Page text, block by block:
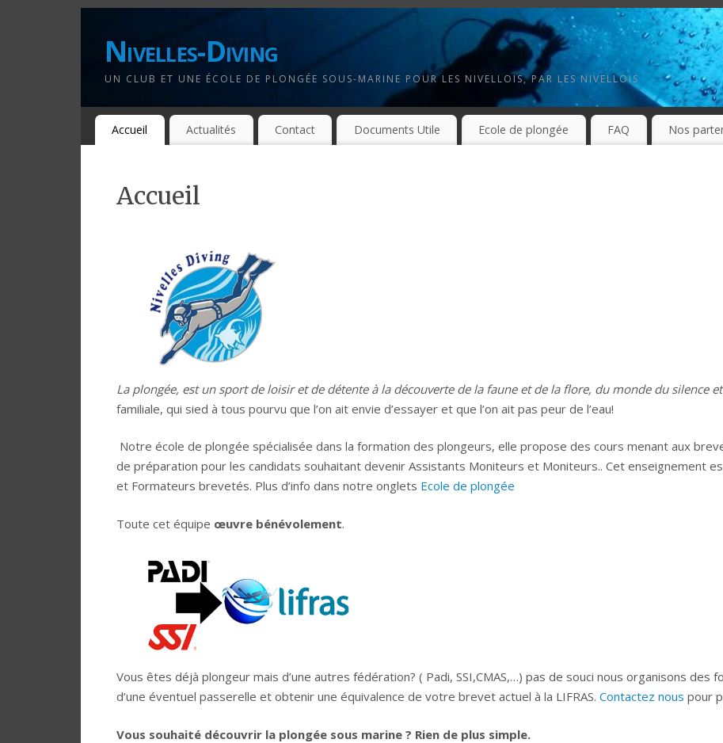
Nivelles-Diving
UN CLUB ET UNE ÉCOLE DE PLONGÉE SOUS-MARINE POUR LES NIVELLOIS, PAR LES NIVELLOIS
Accueil Actualités Contact Documents Utile Ecole de plongée FAQ Nos
Accueil
La plongée, est un sport de loisir et de détente à la découverte de la faune et de la flore, du monde du silence
familiale, qui sied à tous pourvu que l’on ait envie d’essayer et que l’on ait pas peur de l’eau!
Notre école de plongée spécialisée dans la formation des plongeurs, elle propose des cours menant aux
de préparation pour les candidats souhaitant devenir Assistants Moniteurs et Moniteurs.. Cet enseignement
et Formateurs brevetés. Plus d’info dans notre onglets Ecole de plongée
Toute cet équipe œuvre bénévolement.
Vous êtes déjà plongeur mais d’une autres fédération? ( Padi, SSI,CMAS,…) pas de souci nous organisons
d’une éventuel passerelle et obtenir une équivalence de votre brevet actuel à la LIFRAS. Contactez nous pour
Vous souhaité découvrir la plongée sous marine ? Rien de plus simple.